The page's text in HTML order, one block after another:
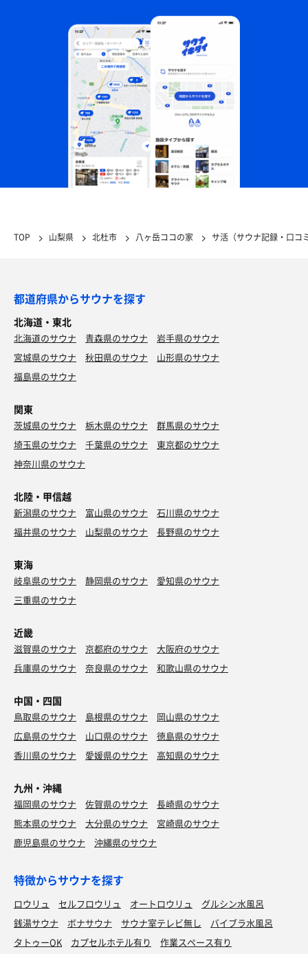
TOP 山梨県 北杜市 八ヶ岳ココの家 サ活（サウナ記録・口コ
都道府県からサウナを探す
北海道・東北
北海道のサウナ 青森県のサウナ
岩手県のサウナ
宮城県のサウナ
秋田県のサウナ
山形県のサウナ
福島県のサウナ
関東
茨城県のサウナ 栃木県のサウナ
群馬県のサウナ
埼玉県のサウナ
千葉県のサウナ
東京都のサウナ
神奈川県のサウナ
北陸・甲信越
新潟県のサウナ 富山県のサウナ
石川県のサウナ
福井県のサウナ
山梨県のサウナ 長野県のサウナ
東海
岐阜県のサウナ 静岡県のサウナ
愛知県のサウナ
三重県のサウナ
近畿
滋賀県のサウナ 京都府のサウナ
大阪府のサウナ
兵庫県のサウナ
奈良県のサウナ 和歌山県のサウナ
中国・四国
鳥取県のサウナ 島根県のサウナ
岡山県のサウナ
広島県のサウナ
山口県のサウナ
徳島県のサウナ
香川県のサウナ
愛媛県のサウナ 高知県のサウナ
九州・沖縄
福岡県のサウナ 佐賀県のサウナ
長崎県のサウナ
熊本県のサウナ
大分県のサウナ
宮崎県のサウナ
鹿児島県のサウナ
沖縄県のサウナ
特徴からサウナを探す
ロウリュ セルフロウリュ オートロウリュ
グルシン水風呂
銭湯サウナ
ボナサウナ サウナ室テレビ無し
バイブラ水風呂
タトゥーOK
カプセルホテル有り
作業スペース有り